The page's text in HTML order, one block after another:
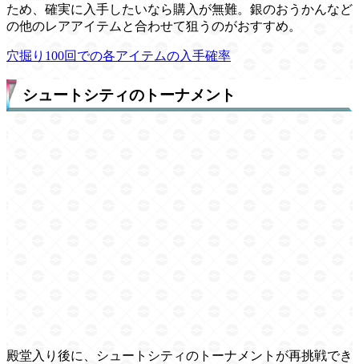
ため、確実に入手したいなら購入が無難。銀のおうかんなど
の他のレアアイテムと合わせて狙うのがおすすめ。
穴掘り100回での各アイテムの入手確率
シュートシティのトーナメント
殿堂入り後に、シュートシティのトーナメントが再挑戦でき